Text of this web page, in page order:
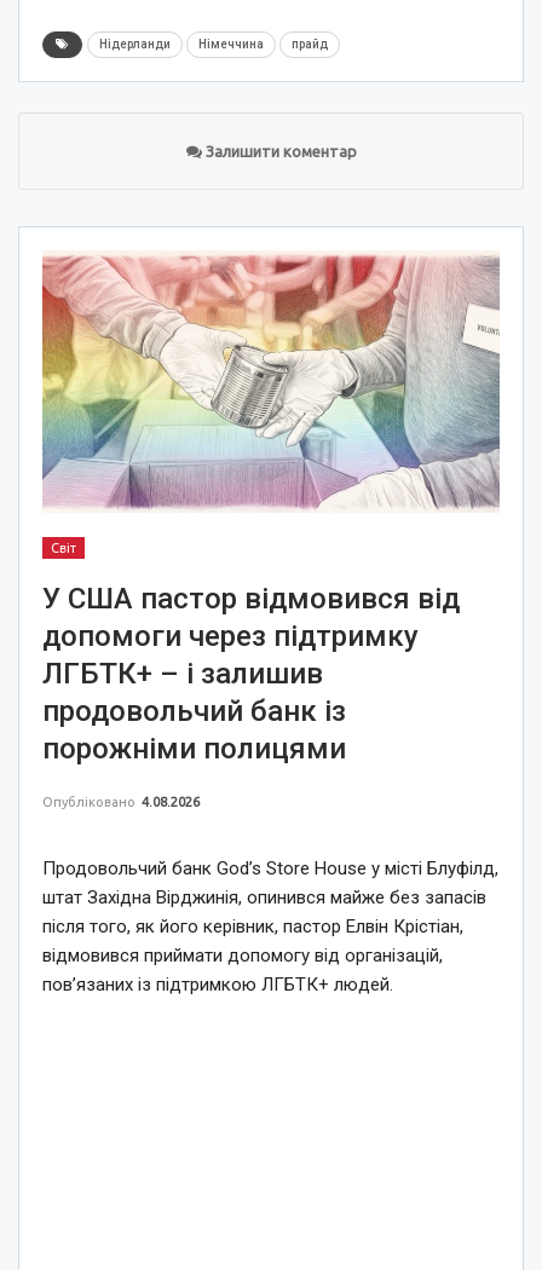
Нідерланди Німеччина прайд
Залишити коментар
Світ
У США пастор відмовився від
допомоги через підтримку
ЛГБТК+ – і залишив
продовольчий банк із
порожніми полицями
Опубліковано 4.08.2026
Продовольчий банк God’s Store House у місті Блуфілд,
штат Західна Вірджинія, опинився майже без запасів
після того, як його керівник, пастор Елвін Крістіан,
відмовився приймати допомогу від організацій,
пов’язаних із підтримкою ЛГБТК+ людей.